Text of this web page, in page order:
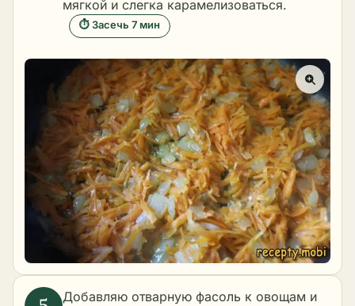
мягкой и слегка карамелизоваться.
⏱ Засечь 7 мин
Добавляю отварную фасоль к овощам и